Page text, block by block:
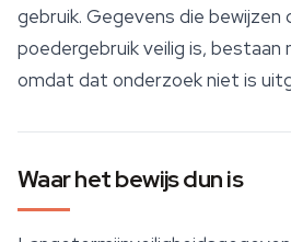
gebruik. Gegevens die bewijzen
poedergebruik veilig is, bestaan
omdat dat onderzoek niet is
Waar het bewijs dun is